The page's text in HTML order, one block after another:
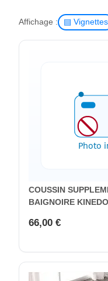
Affichage : ▤ Vignettes
COUSSIN
BAIGNOIRE KINEDO
66,00 €